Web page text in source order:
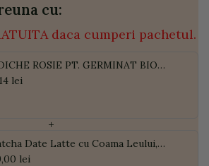
cu:
daca cumperi pachetul.
ROSIE PT. GERMINAT BIO
lei
+
Date Latte cu Coama Leului,
de Curmale și Ghimbir, ECO, 300g
lei